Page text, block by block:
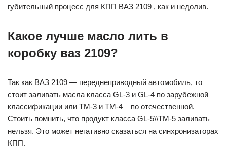
губительный процесс для КПП ВАЗ 2109 , как и недолив.
Какое лучше масло лить в
коробку ваз 2109?
Так как ВАЗ 2109 — переднеприводный автомобиль, то
стоит заливать масла класса GL-3 и GL-4 по зарубежной
классификации или ТМ-3 и ТМ-4 – по отечественной.
Стоить помнить, что продукт класса GL-5\\ТМ-5 заливать
нельзя. Это может негативно сказаться на синхронизаторах
КПП.